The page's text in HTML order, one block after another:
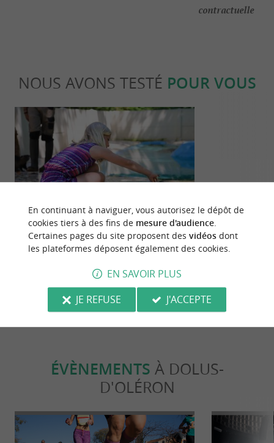
contractuelle
NOUS AVONS TESTÉ POUR VOUS
Visite du parc Myocastors sur l’île
d’Oléron
839 m - Dolus-d'Oléron
Une journée
ÉVÈNEMENTS À DOLUS-
D'OLÉRON
En continuant à naviguer, vous autorisez le dépôt de
cookies tiers à des fins de mesure d'audience.
Certaines pages du site proposent des vidéosdont
les plateformes déposent également des cookies.
EN SAVOIR PLUS
JE REFUSE
J'ACCEPTE